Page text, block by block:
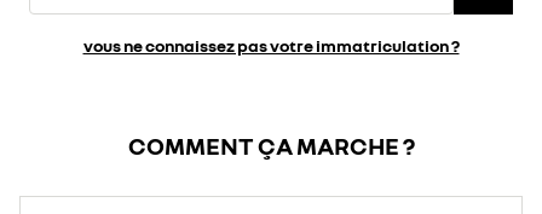
vous ne connaissez pas votre immatriculation ?
COMMENT ÇA MARCHE ?